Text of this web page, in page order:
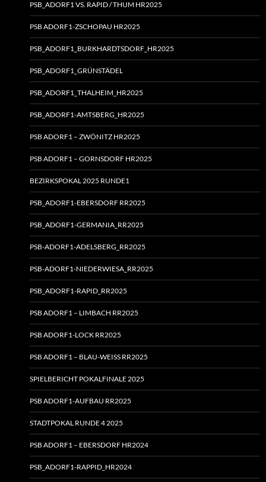
PSB_ADORF1 VS. RAPID / THUM HR2025
PSB ADORF1-ZSCHOPAU HR2025
PSB_ADORF1_BURKHARDTSDORF_HR2025
PSB_ADORF1_GRÜNSTÄDEL
PSB_ADORF1_THALHEIM_HR2025
PSB_ADORF1-AMTSBERG_HR2025
PSB ADORF1 – ZWÖNITZ HR2025
PSB ADORF1 – GORNSDORF HR2025
BEZIRKSPOKAL 2025 RUNDE1
PSB_ADORF1-EBERSDORF RR2025
PSB_ADORF1-GERMANIA_RR2025
PSB-ADORF1-ADELSBERG_RR2025
PSB-ADORF1-NIEDERWIESA_RR2025
PSB_ADORF1-RAPID_RR2025
PSB ADORF1 – LIMBACH RR2025
PSB ADORF1-LOCK RR2025
PSB ADORF1 – BLAU-WEISS RR2025
SPIELBERICHT POKALFINALE 2025
PSB ADORF1-AUFBAU RR2025
STADTPOKAL RUNDE 4 2025
PSB ADORF1 – EBERSDORF HR2024
PSB_ADORF1-RAPPID_HR2024